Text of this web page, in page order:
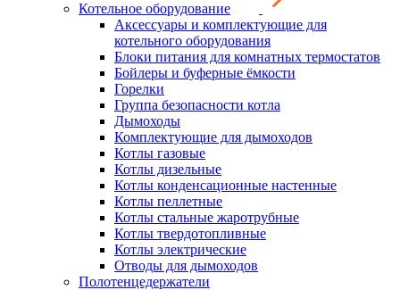
Котельное оборудование
Аксессуары и комплектующие для
котельного оборудования
Блоки питания для комнатных термостатов
Бойлеры и буферные ёмкости
Горелки
Группа безопасности котла
Дымоходы
Комплектующие для дымоходов
Котлы газовые
Котлы дизельные
Котлы конденсационные настенные
Котлы пеллетные
Котлы стальные жаротрубные
Котлы твердотопливные
Котлы электрические
Отводы для дымоходов
Полотенцедержатели